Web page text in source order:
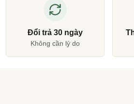
Đổi trả 30 ngày
Không cần lý do